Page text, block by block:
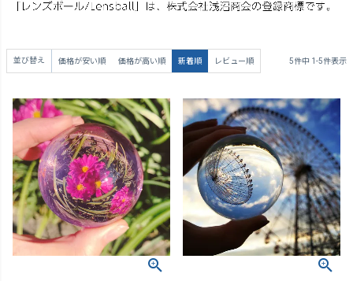
並び替え 価格が安い順 価格が高い順 新着順 レビュー順 5件中 1 -5件表示